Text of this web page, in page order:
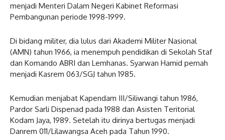
menjadi Menteri Dalam Negeri Kabinet Reformasi
Pembangunan periode 1998-1999.
Di bidang militer, dia lulus dari Akademi Militer Nasional
(AMN) tahun 1966, ia menempuh pendidikan di Sekolah Staf
dan Komando ABRI dan Lemhanas. Syarwan Hamid pernah
menjadi Kasrem 063/SGJ tahun 1985.
Kemudian menjabat Kapendam III/Siliwangi tahun 1986,
Pardor Sarli Dispenad pada 1988 dan Asisten Teritorial
Kodam Jaya, 1989. Setelah itu dirinya bertugas menjadi
Danrem 011/Lilawangsa Aceh pada Tahun 1990.